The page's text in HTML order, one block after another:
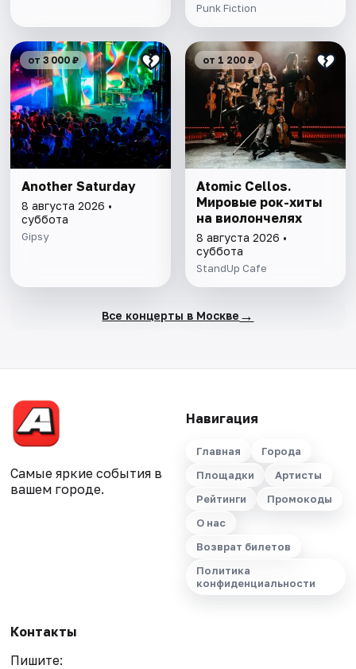
Punk Fiction
от 3 000 ₽
Another Saturday
8 августа 2026 •
суббота
Gipsy
от 1 200 ₽
Atomic Cellos.
Мировые рок-хиты
на виолончелях
8 августа 2026 •
суббота
StandUp Cafe
Все концерты в Москве →
Самые яркие события в
вашем городе.
Навигация
Главная
Города
Площадки
Артисты
Рейтинги
Промокоды
О нас
Возврат билетов
Политика
конфиденциальности
Контакты
Пишите: